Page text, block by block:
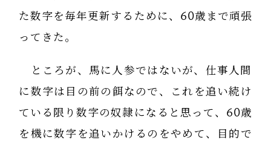
た数字を毎年更新するために、60歳まで頑張
ってきた。
ところが、馬に人参ではないが、仕事人間
に数字は目の前の餌なので、これを追い続け
ている限り数字の奴隷になると思って、60歳
を機に数字を追いかけるのをやめて、目的で